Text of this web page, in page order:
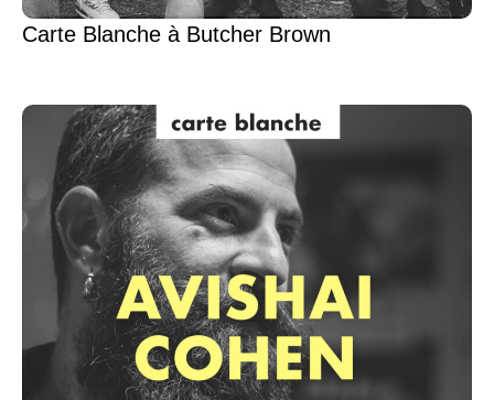
Carte Blanche à Butcher Brown